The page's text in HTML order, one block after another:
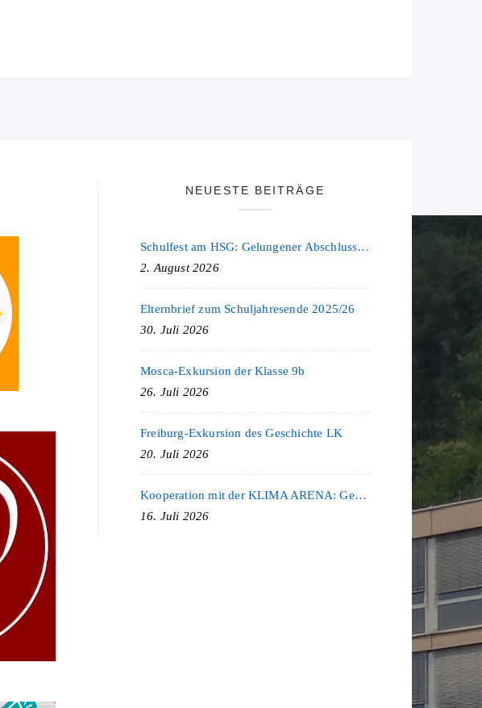
NEUESTE BEITRÄGE
Schulfest am HSG: Gelungener Abschluss eines ereignisreichen Schuljahres
2. August 2026
Elternbrief zum Schuljahresende 2025/26
30. Juli 2026
Mosca-Exkursion der Klasse 9b
26. Juli 2026
Freiburg-Exkursion des Geschichte LK
20. Juli 2026
Kooperation mit der KLIMA ARENA: Gemeinsam für Nachhaltigkeit und Klimaschutz
16. Juli 2026